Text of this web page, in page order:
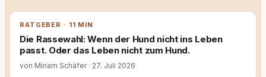
RATGEBER · 11 MIN
Die Rassewahl: Wenn der Hund nicht ins Leben
passt. Oder das Leben nicht zum Hund.
von Miriam Schäfer · 27. Juli 2026